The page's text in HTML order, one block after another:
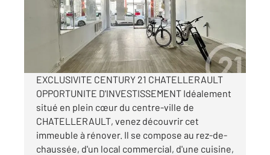
Maison à vendre
97 440 €
Visiter le site dédié
EXCLUSIVITE CENTURY 21 CHATELLERAULT
OPPORTUNITE D'INVESTISSEMENT Idéalement
situé en plein cœur du centre-ville de
CHATELLERAULT, venez découvrir cet
immeuble à rénover. Il se compose au rez-de-
chaussée, d'un local commercial, d'une cuisine,